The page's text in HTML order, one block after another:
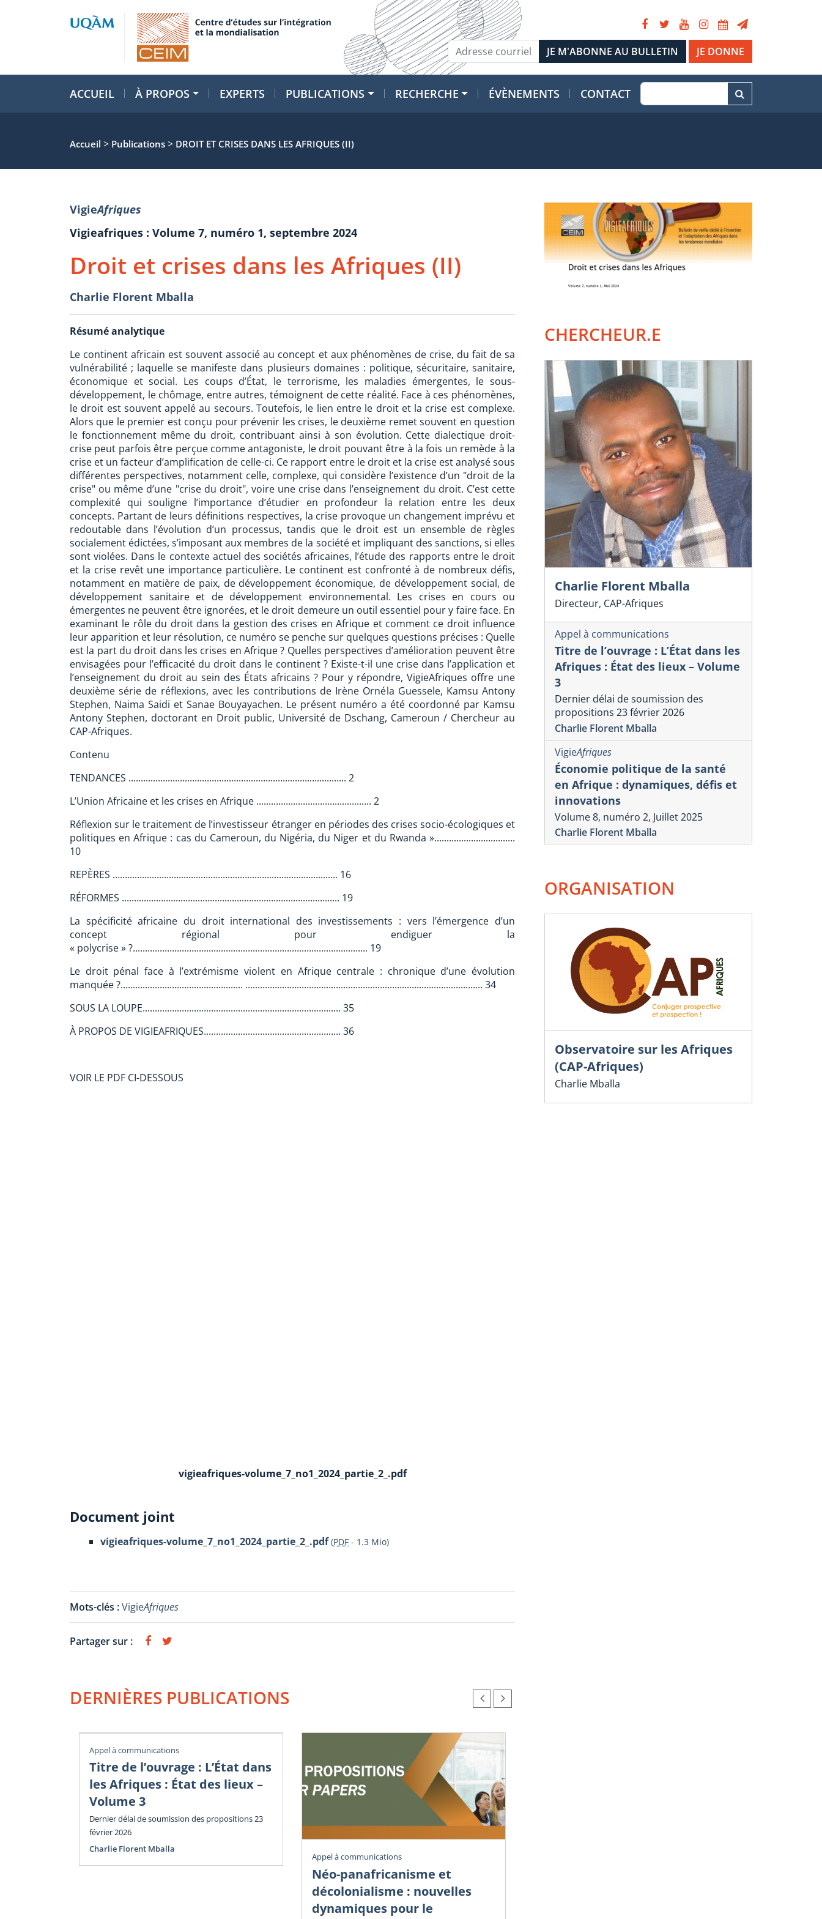
JE DONNE
ACCUEIL À PROPOS EXPERTS PUBLICATIONS RECHERCHE ÉVÈNEMENTS CONTACT
Accueil > Publications > DROIT ET CRISES DANS LES AFRIQUES (II)
VigieAfriques
Vigieafriques : Volume 7, numéro 1, septembre 2024
Droit et crises dans les Afriques (II)
Charlie Florent Mballa
Résumé analytique
Le continent africain est souvent associé au concept et aux phénomènes de crise, du fait de sa
vulnérabilité ; laquelle se manifeste dans plusieurs domaines : politique, sécuritaire, sanitaire,
économique et social. Les coups d’État, le terrorisme, les maladies émergentes, le sous-
développement, le chômage, entre autres, témoignent de cette réalité. Face à ces phénomènes,
le droit est souvent appelé au secours. Toutefois, le lien entre le droit et la crise est complexe.
Alors que le premier est conçu pour prévenir les crises, le deuxième remet souvent en question
le fonctionnement même du droit, contribuant ainsi à son évolution. Cette dialectique droit-
crise peut parfois être perçue comme antagoniste, le droit pouvant être à la fois un remède à la
crise et un facteur d’amplification de celle-ci. Ce rapport entre le droit et la crise est analysé sous
différentes perspectives, notamment celle, complexe, qui considère l’existence d’un "droit de la
crise" ou même d’une "crise du droit", voire une crise dans l’enseignement du droit. C’est cette
complexité qui souligne l’importance d’étudier en profondeur la relation entre les deux
concepts. Partant de leurs définitions respectives, la crise provoque un changement imprévu et
redoutable dans l’évolution d’un processus, tandis que le droit est un ensemble de règles
socialement édictées, s’imposant aux membres de la société et impliquant des sanctions, si elles
sont violées. Dans le contexte actuel des sociétés africaines, l’étude des rapports entre le droit
et la crise revêt une importance particulière. Le continent est confronté à de nombreux défis,
notamment en matière de paix, de développement économique, de développement social, de
développement sanitaire et de développement environnemental. Les crises en cours ou
émergentes ne peuvent être ignorées, et le droit demeure un outil essentiel pour y faire face. En
examinant le rôle du droit dans la gestion des crises en Afrique et comment ce droit influence
leur apparition et leur résolution, ce numéro se penche sur quelques questions précises : Quelle
est la part du droit dans les crises en Afrique ? Quelles perspectives d’amélioration peuvent être
envisagées pour l’efficacité du droit dans le continent ? Existe-t-il une crise dans l’application et
l’enseignement du droit au sein des États africains ? Pour y répondre, VigieAfriques offre une
deuxième série de réflexions, avec les contributions de Irène Ornéla Guessele, Kamsu Antony
Stephen, Naima Saidi et Sanae Bouyayachen. Le présent numéro a été coordonné par Kamsu
Antony Stephen, doctorant en Droit public, Université de Dschang, Cameroun / Chercheur au
CAP-Afriques.
Contenu
TENDANCES ......................................................................................... 2
L’Union Africaine et les crises en Afrique ............................................... 2
Réflexion sur le traitement de l’investisseur étranger en périodes des crises socio-écologiques et
politiques en Afrique : cas du Cameroun, du Nigéria, du Niger et du Rwanda ».................................
10
REPÈRES ............................................................................................ 16
RÉFORMES ......................................................................................... 19
La spécificité africaine du droit international des investissements : vers l’émergence d’un
concept régional pour endiguer la
« polycrise » ?................................................................................................ 19
Le droit pénal face à l’extrémisme violent en Afrique centrale : chronique d’une évolution
manquée ?.................................................. ................................................................................................. 34
SOUS LA LOUPE................................................................................. 35
À PROPOS DE VIGIEAFRIQUES........................................................ 36
VOIR LE PDF CI-DESSOUS
vigieafriques-volume_7_no1_2024_partie_2_.pdf
Document joint
vigieafriques-volume_7_no1_2024_partie_2_.pdf (PDF - 1.3 Mio)
Mots-clés :VigieAfriques
Partager sur :
DERNIÈRES PUBLICATIONS
Appel à communications
Titre de l’ouvrage : L’État dans
les Afriques : État des lieux –
Volume 3
Dernier délai de soumission des propositions 23
février 2026
Charlie Florent Mballa
Appel à communications
Néo-panafricanisme et
décolonialisme : nouvelles
dynamiques pour le
CHERCHEUR.E
Charlie Florent Mballa
Directeur, CAP-Afriques
Appel à communications
Titre de l’ouvrage : L’État dans les
Afriques : État des lieux – Volume
3
Dernier délai de soumission des
propositions 23 février 2026
Charlie Florent Mballa
VigieAfriques
Économie politique de la santé
en Afrique : dynamiques, défis et
innovations
Volume 8, numéro 2, Juillet 2025
Charlie Florent Mballa
ORGANISATION
Observatoire sur les Afriques
(CAP-Afriques)
Charlie Mballa